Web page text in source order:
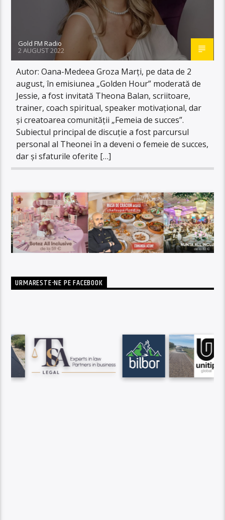
Gold FM Radio
2 AUGUST 2022
Autor: Oana-Medeea Groza Marți, pe data de 2
august, în emisiunea „Golden Hour” moderată de
Jessie, a fost invitată Theona Balan, scriitoare,
trainer, coach spiritual, speaker motivațional, dar
și creatoarea comunității „Femeia de succes”.
Subiectul principal de discuție a fost parcursul
personal al Theonei în a deveni o femeie de succes,
dar și sfaturile oferite […]
URMARESTE-NE PE FACEBOOK